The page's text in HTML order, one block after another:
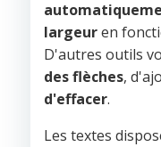
largeuren
D'autres outils
des flèches,
d'effacer.
Les textes